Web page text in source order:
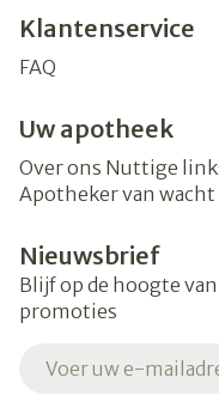
Klantenservice
FAQ
Uw apotheek
Over ons Nuttige
Apotheker van wacht
Nieuwsbrief
Blijf op de hoogte
promoties